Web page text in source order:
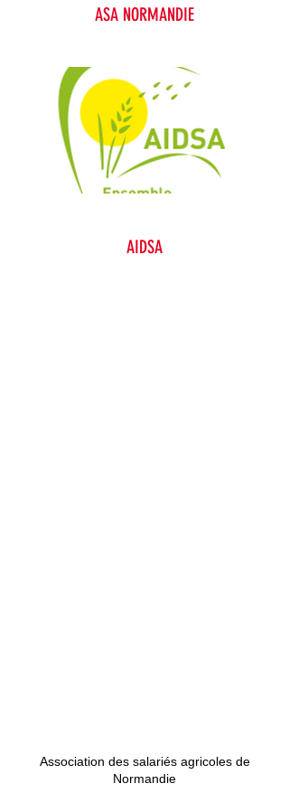
ASA NORMANDIE
AIDSA
Association des salariés agricoles de
Normandie